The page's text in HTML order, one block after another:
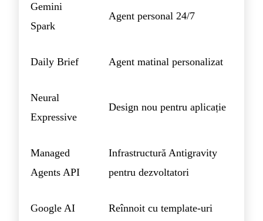
Gemini
Spark
Agent personal 24/7
Daily Brief Agent matinal personalizat
Neural
Expressive
Design nou pentru aplicație
Managed
Agents API
Infrastructură Antigravity
pentru dezvoltatori
Google AI
Reînnoit cu template-uri